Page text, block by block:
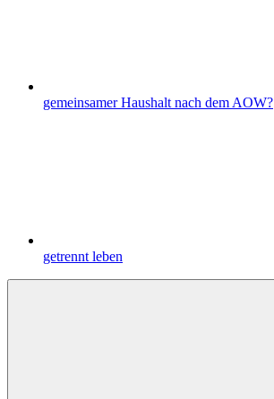
gemeinsamer Haushalt nach dem AOW?
getrennt leben